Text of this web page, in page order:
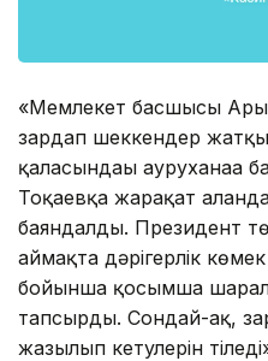
«Мемлекет басшысы
зардап шеккендер
қаласындағы
Тоқаевқа жарақат
баяндалды. Президент
аймақта дәрігерлік
бойынша қосымша
тапсырды. Сондай-ақ,
жазылып кетулерін